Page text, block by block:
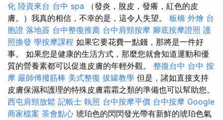
化 陸資來台 台中 spa （發炎，脫皮，發癢，紅色的皮
膚。）我真的相信，不幸的是，這令人失望。 板橋 外燴 台
胞證 落地簽 台中整復推薦 台中肩頸按摩 腳底按摩證照 護
照換發 學按摩課程 如果它要花費一點錢，那將是一件好
事。 如果您是健康的生活方式，那麼您就會知道運動和優
質的營養素都可以促進皮膚的年輕外觀。 整復台中 台中 按
摩 嚴師傅撥筋棒 美式整復 拔罐教學 但是，諸如直接支持
皮膚保濕和護理的特殊皮膚霜霜之類的準備也可以幫助您。
西屯肩頸放鬆 記帳士 執照 台中按摩平價 台中按摩 Google
商家檔案 茶會點心 琥珀色的閃閃發光帶有新鮮的琥珀色氣